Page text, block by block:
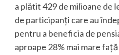
a plătit 429 de milioane de
de participanți care au
pentru a beneficia de
aproape 28% mai mare